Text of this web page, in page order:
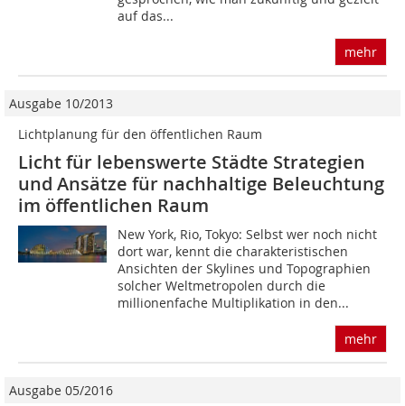
auf das...
mehr
Ausgabe 10/2013
Lichtplanung für den öffentlichen Raum
Licht für lebenswerte Städte Strategien
und Ansätze für nachhaltige Beleuchtung
im öffentlichen Raum
New York, Rio, Tokyo: Selbst wer noch nicht
dort war, kennt die charakteristischen
Ansich­ten der Skylines und Topographien
solcher Weltmetropolen durch die
millionenfache Multiplikation in den...
mehr
Ausgabe 05/2016